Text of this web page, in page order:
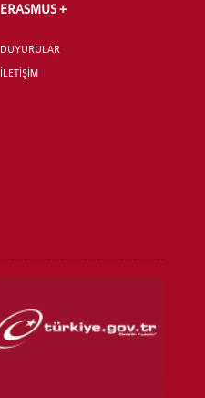
ERASMUS +
DUYURULAR
İLETİŞİM